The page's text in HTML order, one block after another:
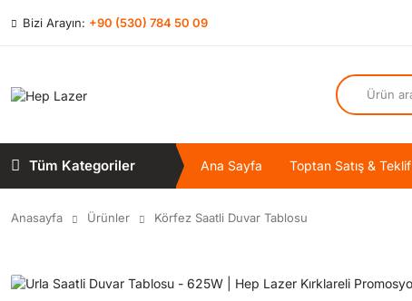
Bizi Arayın: +90 (530) 784 50 09
Tüm Kategoriler Ana Sayfa Toptan Satış & Teklif
Anasayfa Ürünler Körfez Saatli Duvar Tablosu